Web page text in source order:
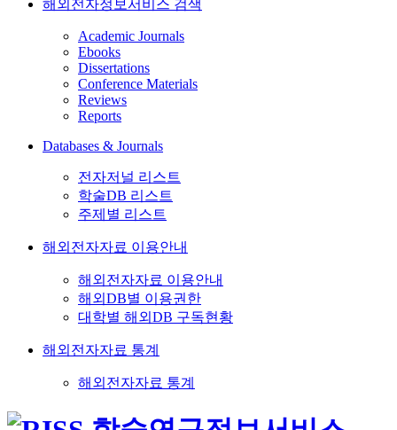
해외전자정보서비스 검색
Academic Journals
Ebooks
Dissertations
Conference Materials
Reviews
Reports
Databases & Journals
전자저널 리스트
학술DB 리스트
주제별 리스트
해외전자자료 이용안내
해외전자자료 이용안내
해외DB별 이용권한
대학별 해외DB 구독현황
해외전자자료 통계
해외전자자료 통계